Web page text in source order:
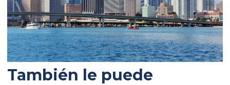
También le puede